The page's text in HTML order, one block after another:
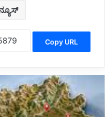
Copy URL